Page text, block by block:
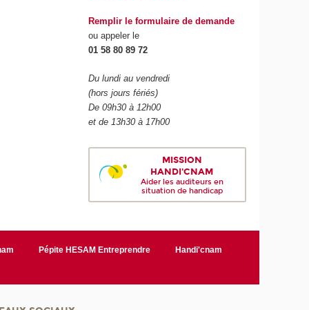
Remplir le formulaire de demande
ou appeler le
01 58 80 89 72
Du lundi au vendredi
(hors jours fériés)
De 09h30 à 12h00
et de 13h30 à 17h00
MISSION
HANDI'CNAM
Aider les auditeurs en
situation de handicap
Pépite HESAM Entreprendre
Handi'cnam